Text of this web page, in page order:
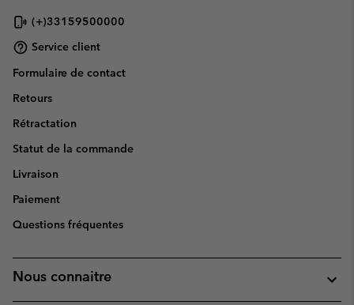
(+)33159500000
Service client
Formulaire de contact
Retours
Rétractation
Statut de la commande
Livraison
Paiement
Questions fréquentes
Nous connaitre